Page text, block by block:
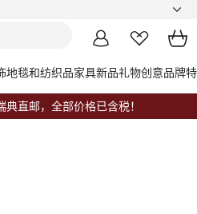
地毯和纺织品家具新品礼物创意品牌
直邮，全部价格已含税！